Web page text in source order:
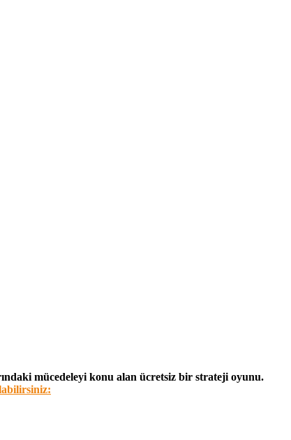
mücedeleyi konu alan ücretsiz bir strateji oyunu.